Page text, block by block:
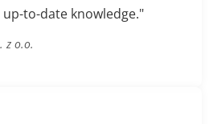
to-date knowledge."
z o.o.